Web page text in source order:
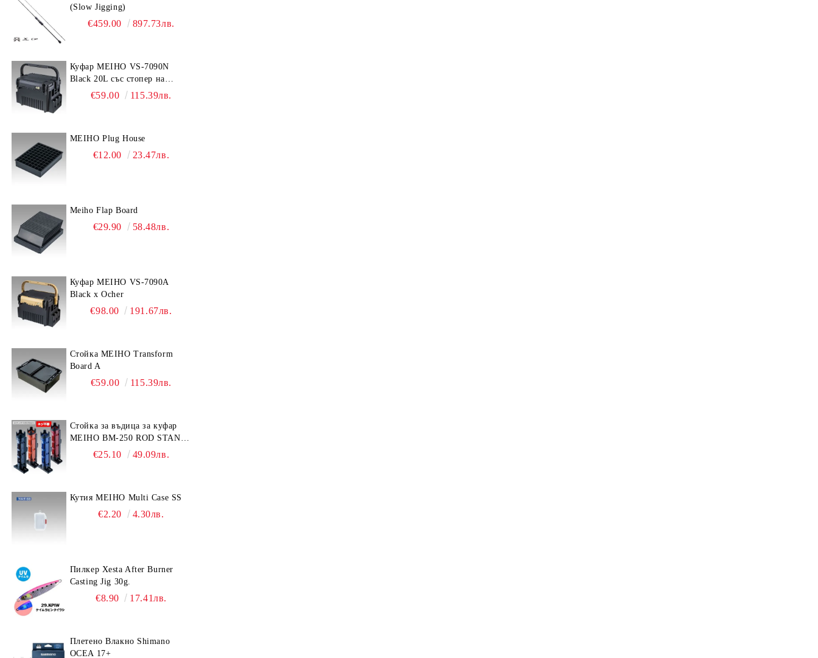
(Slow Jigging)
€459.00 897.73лв.
Куфар MEIHO VS-7090N
Black 20L със стопер на
дръжката€59.00 115.39лв.
MEIHO Plug House
€12.00 23.47лв.
Meiho Flap Board
€29.90 58.48лв.
Куфар MEIHO VS-7090A
Black x Ocher
€98.00 191.67лв.
Стойка MEIHO Transform
Board A
€59.00 115.39лв.
Стойка за въдица за куфар
MEIHO BM-250 ROD STAND
-Light Blue/Black color
€25.10 49.09лв.
Кутия MEIHO Multi Case SS
€2.20 4.30лв.
Пилкер Xesta After Burner
Casting Jig 30g.
€8.90 17.41лв.
Плетено Влакно Shimano
OCEA 17+